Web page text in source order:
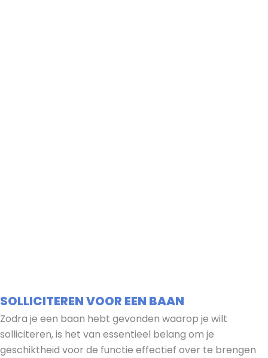
SOLLICITEREN VOOR EEN BAAN
Zodra je een baan hebt gevonden waarop je wilt
solliciteren, is het van essentieel belang om je
geschiktheid voor de functie effectief over te brengen